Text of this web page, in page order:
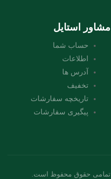
مشاور استایل
حساب شما
اطلاعات
آدرس ها
تخفیف
تاریخچه سفارشات
پیگیری سفارشات
. تمامی حقوق محفوظ است.